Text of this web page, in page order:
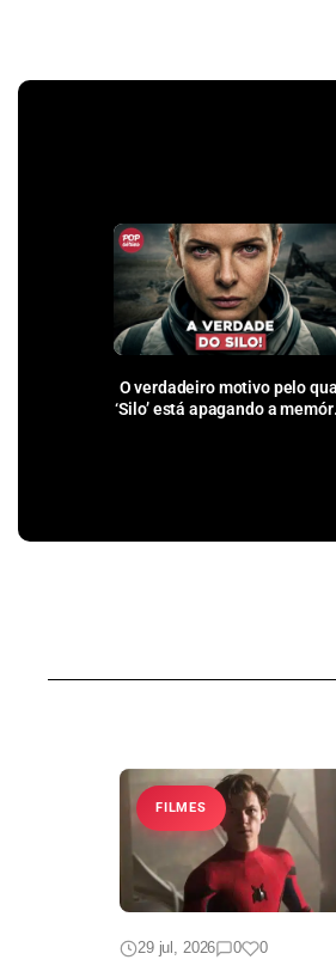
O verdadeiro motivo pelo qual
‘Silo’ está apagando a
FILMES
29 jul, 2026 0 0